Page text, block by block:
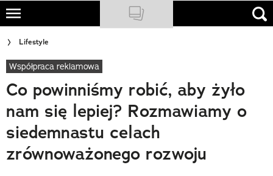
Skip
main
content
NATIONAL GEOGRAPHIC
TRAVELER
PODCASTY
Sklep
Newsletter
Lifestyle
Współpraca reklamowa
Co powinniśmy robić, aby żyło
nam się lepiej? Rozmawiamy o
siedemnastu celach
zrównoważonego rozwoju